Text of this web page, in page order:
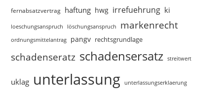
fernabsatzvertrag haftung hwg irrefuehrung ki
loeschungsanspruch löschungsanspruch markenrecht
ordnungsmittelantrag pangv rechtsgrundlage
schadenseratz schadensersatz streitwert
uklag unterlassung unterlassungserklaerung